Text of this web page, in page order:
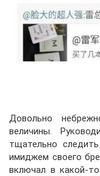
Довольно
величины.
тщательно
имиджем своего
включал в какой-